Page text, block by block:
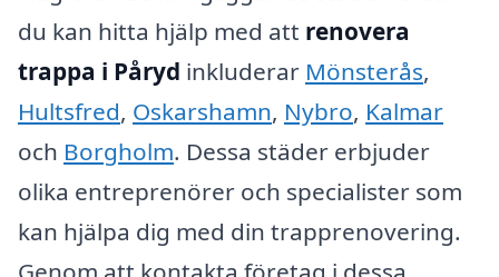
du kan hitta hjälp med att renovera
trappa i Påryd inkluderar Mönsterås,
Hultsfred, Oskarshamn, Nybro, Kalmar
och Borgholm. Dessa städer erbjuder
olika entreprenörer och specialister som
kan hjälpa dig med din trapprenovering.